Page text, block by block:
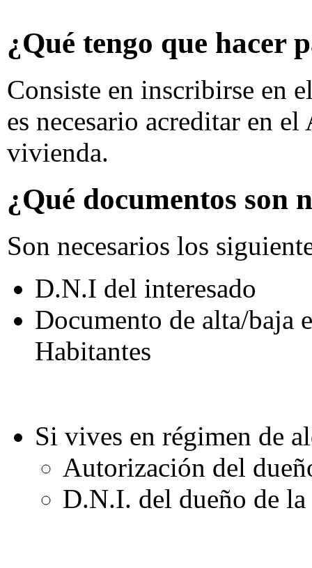
¿Qué tengo que hacer
Consiste en inscribirse en
es necesario acreditar en
vivienda.
¿Qué documentos son
Son necesarios los
D.N.I del interesado
Documento de alta/baja
Habitantes
Si vives en régimen de
Autorización del
D.N.I. del dueño de